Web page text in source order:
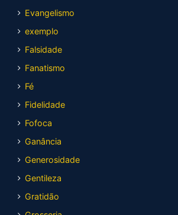
Evangelismo
exemplo
Falsidade
Fanatismo
Fé
Fidelidade
Fofoca
Ganância
Generosidade
Gentileza
Gratidão